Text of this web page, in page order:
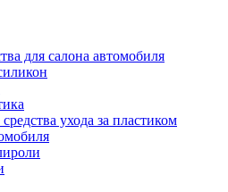
для салона автомобиля
ухода за пластиком